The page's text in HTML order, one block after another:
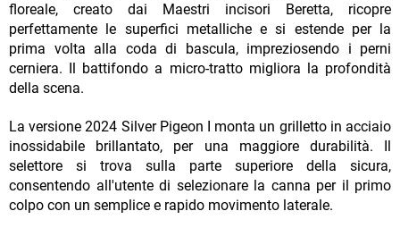
floreale, creato dai Maestri incisori Beretta, ricopre
perfettamente le superfici metalliche e si estende per la
prima volta alla coda di bascula, impreziosendo i perni
cerniera. Il battifondo a micro-tratto migliora la profondità
della scena.
La versione 2024 Silver Pigeon I monta un grilletto in acciaio
inossidabile brillantato, per una maggiore durabilità. Il
selettore si trova sulla parte superiore della sicura,
consentendo all'utente di selezionare la canna per il primo
colpo con un semplice e rapido movimento laterale.